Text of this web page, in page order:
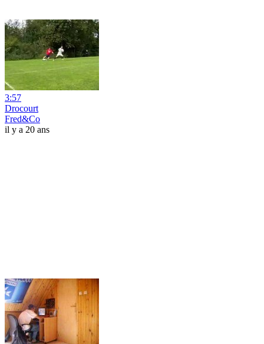
3:57
Drocourt
Fred&Co
il y a 20 ans